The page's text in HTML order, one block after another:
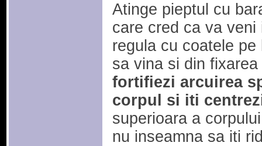
Atinge pieptul cu
care cred ca va
regula cu coatele
sa vina si din
fortifiezi arcuirea
corpul si iti
superioara a
nu inseamna sa iti